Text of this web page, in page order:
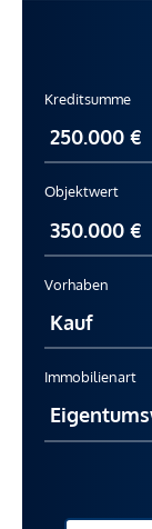
Kreditsumme
Objektwert
Vorhaben
Immobilienart